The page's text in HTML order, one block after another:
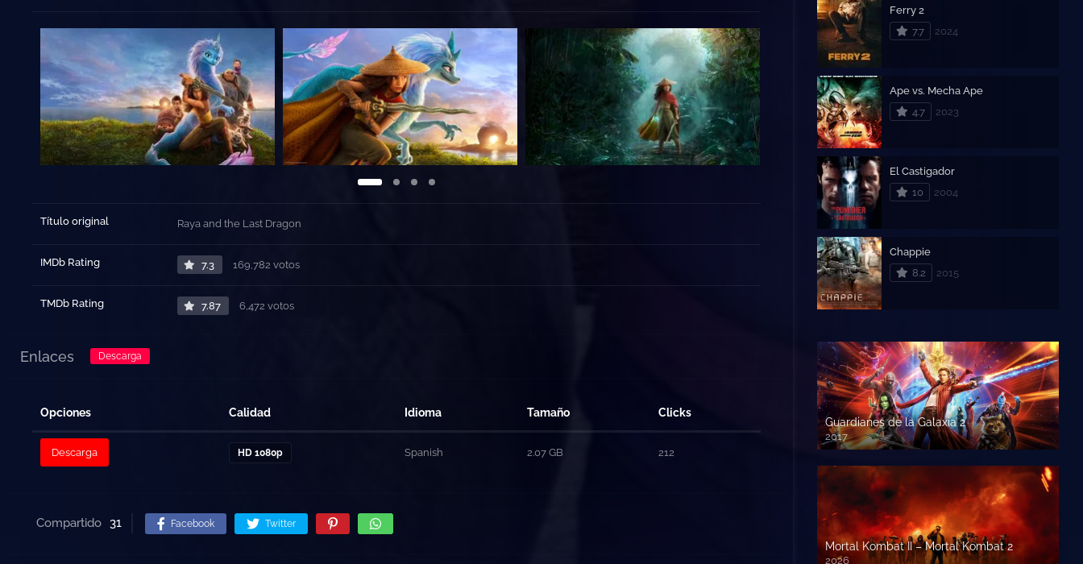
Título original Raya and the Last Dragon
IMDb Rating 7.3 169,782 votos
TMDb Rating 7.87 6,472 votos
Enlaces Descarga
Opciones Calidad Idioma Tamaño Clicks
Descarga HD 1080p Spanish 2.07 GB 212
Compartido 31 Facebook Twitter
Ferry 2
7.7
2024
Ape vs. Mecha Ape
4.7
2023
El Castigador
10
2004
Chappie
8.2
2015
Guardianes de la Galaxia 2
2017
720p HD
Mortal Kombat II – Mortal Kombat 2
2026